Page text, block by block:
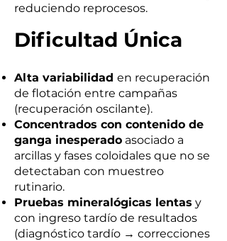
reduciendo reprocesos.
Dificultad Única
Alta variabilidad en recuperación
de flotación entre campañas
(recuperación oscilante).
Concentrados con contenido de
ganga inesperado asociado a
arcillas y fases coloidales que no se
detectaban con muestreo
rutinario.
Pruebas mineralógicas lentas y
con ingreso tardío de resultados
(diagnóstico tardío → correcciones